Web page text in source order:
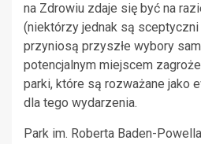
na Zdrowiu zdaje się być na
(niektórzy jednak są
przyniosą przyszłe wybory
potencjalnym miejscem
parki, które są rozważane jako
dla tego wydarzenia.
Park im. Roberta Baden-